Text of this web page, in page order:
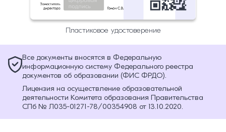
Пластиковое удостоверение
Все документы вносятся в Федеральную
информационную систему Федерального реестра
документов об образовании (ФИС ФРДО).
Лицензия на осуществление образовательной
деятельности Комитета образования Правительства
СПб № Л035-01271-78/00354908 от 13.10.2020.